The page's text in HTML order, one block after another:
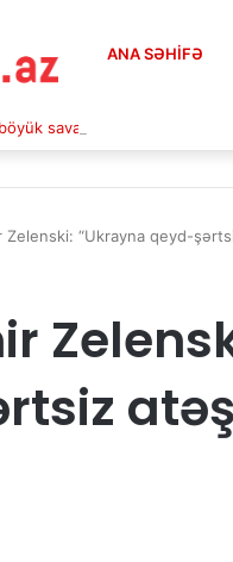
ANA SƏHIFƏ
savaş qoxusu
Zelenski: “Ukrayna qeyd-